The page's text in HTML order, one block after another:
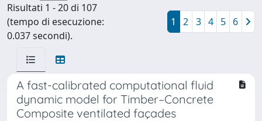
Risultati 1 - 20 di 107
(tempo di esecuzione:
0.037 secondi).
1 2 3 4 5 6
A fast-calibrated computational fluid
dynamic model for Timber–Concrete
Composite ventilated façades